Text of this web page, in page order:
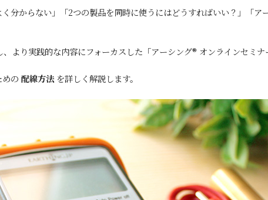
分からない」「2つの製品を同時に使うにはどうすればいい？」「
より実践的な内容にフォーカスした「アーシング® オンラインセミナ
の 配線方法を詳しく解説します。